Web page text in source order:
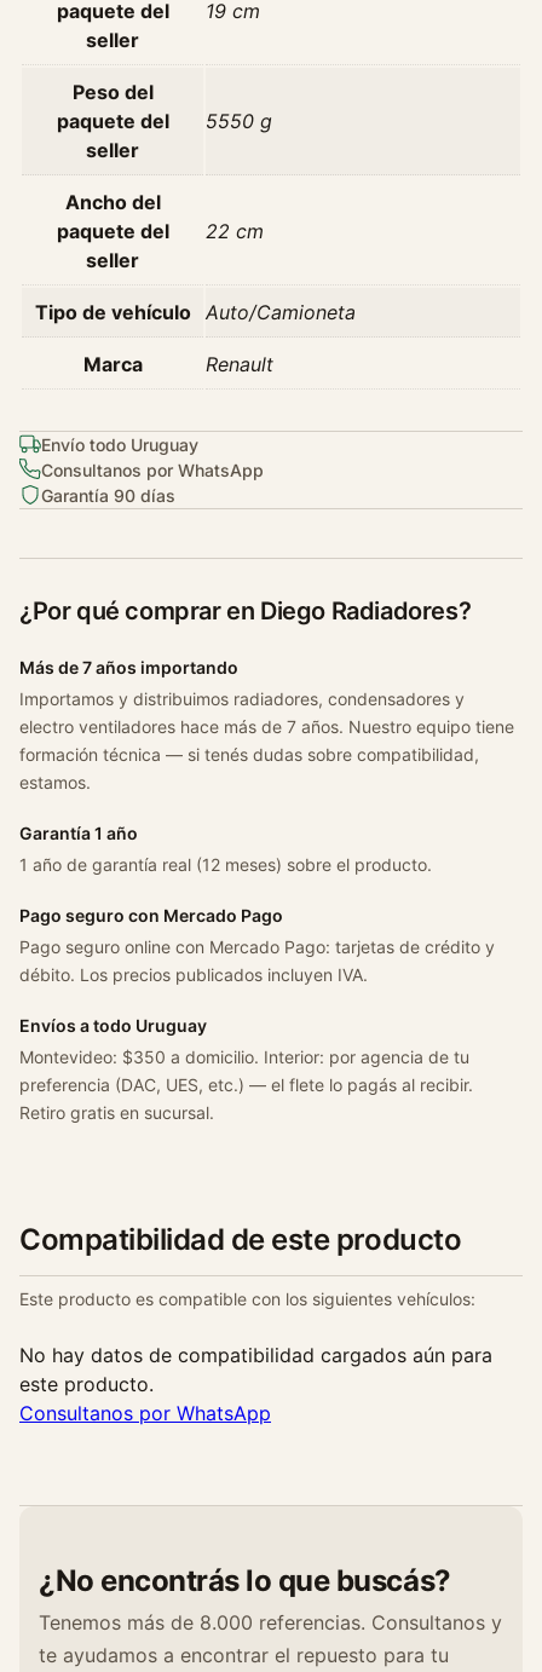
i
a
paquete del
seller
19 cm
Peso del
paquete del
seller
5550 g
Ancho del
paquete del
seller
22 cm
Tipo de vehículo Auto/Camioneta
Marca Renault
Envío todo Uruguay
Consultanos por WhatsApp
Garantía 90 días
¿Por qué comprar en Diego Radiadores?
Más de 7 años importando
Importamos y distribuimos radiadores, condensadores y
electro ventiladores hace más de 7 años. Nuestro equipo tiene
formación técnica — si tenés dudas sobre compatibilidad,
estamos.
Garantía 1 año
1 año de garantía real (12 meses) sobre el producto.
Pago seguro con Mercado Pago
Pago seguro online con Mercado Pago: tarjetas de crédito y
débito. Los precios publicados incluyen IVA.
Envíos a todo Uruguay
Montevideo: $350 a domicilio. Interior: por agencia de tu
preferencia (DAC, UES, etc.) — el flete lo pagás al recibir.
Retiro gratis en sucursal.
Compatibilidad de este producto
Este producto es compatible con los siguientes vehículos:
No hay datos de compatibilidad cargados aún para
este producto.
Consultanos por WhatsApp
¿No encontrás lo que buscás?
Tenemos más de 8.000 referencias. Consultanos y
te ayudamos a encontrar el repuesto para tu